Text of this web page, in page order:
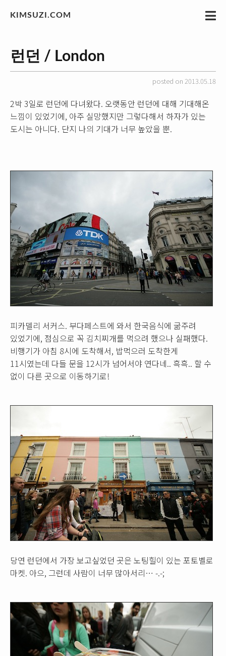
KIMSUZI.COM
런던 / London
posted on 2013.05.18
2박 3일로 런던에 다녀왔다. 오랫동안 런던에 대해 기대해온
느낌이 있었기에, 아주 실망했지만 그렇다해서 하자가 있는
도시는 아니다. 단지 나의 기대가 너무 높았을 뿐.
피카델리 서커스. 부다페스트에 와서 한국음식에 굶주려
있었기에, 점심으로 꼭 김치찌개를 먹으려 했으나 실패했다.
비행기가 아침 8시에 도착해서, 밥먹으러 도착한게
11시였는데 다들 문을 12시가 넘어서야 연다네.. 흑흑.. 할 수
없이 다른 곳으로 이동하기로!
당연 런던에서 가장 보고싶었던 곳은 노팅힐이 있는 포토벨로
마켓. 아으, 그런데 사람이 너무 많아서리… -.-;